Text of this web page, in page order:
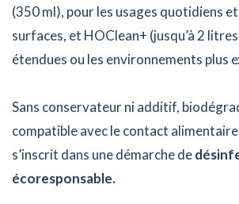
(350 ml), pour les usages quotidiens
surfaces, et HOClean+ (jusqu’à 2
étendues ou les environnements plus
Sans conservateur ni additif,
compatible avec le contact
s’inscrit dans une démarche de
écoresponsable.